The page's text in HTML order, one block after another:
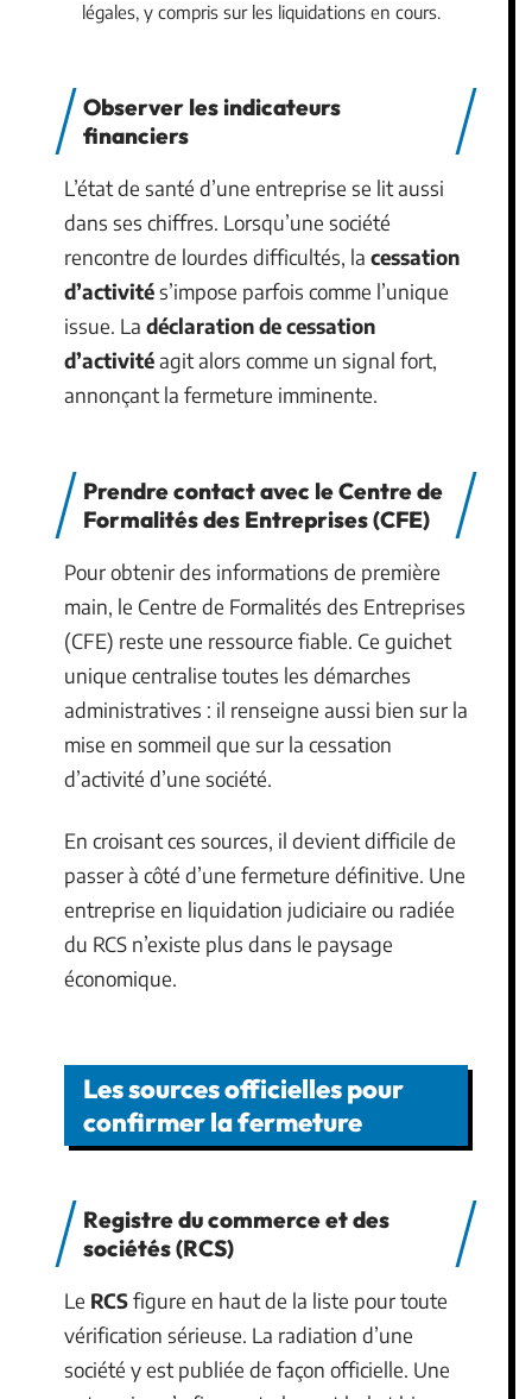
légales, y compris sur les liquidations en cours.
Observer les indicateurs
financiers
L’état de santé d’une entreprise se lit aussi
dans ses chiffres. Lorsqu’une société
rencontre de lourdes difficultés, la cessation
d’activités’impose parfois comme l’unique
issue. La déclaration de cessation
d’activitéagit alors comme un signal fort,
annonçant la fermeture imminente.
Prendre contact avec le Centre de
Formalités des Entreprises (CFE)
Pour obtenir des informations de première
main, le Centre de Formalités des Entreprises
(CFE) reste une ressource fiable. Ce guichet
unique centralise toutes les démarches
administratives : il renseigne aussi bien sur la
mise en sommeil que sur la cessation
d’activité d’une société.
En croisant ces sources, il devient difficile de
passer à côté d’une fermeture définitive. Une
entreprise en liquidation judiciaire ou radiée
du RCS n’existe plus dans le paysage
économique.
Les sources officielles pour
confirmer la fermeture
Registre du commerce et des
sociétés (RCS)
Le RCSfigure en haut de la liste pour toute
vérification sérieuse. La radiation d’une
société y est publiée de façon officielle. Une